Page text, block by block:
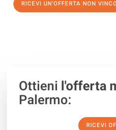
RICEVI UN'OFFERTA NON
Ottieni l'offerta
Palermo:
RICEVI